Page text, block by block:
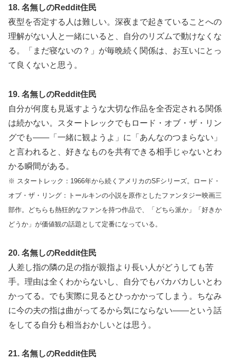
18. 名無しのReddit住民
夜型を否定する人は難しい。深夜まで起きていることへの
理解がない人と一緒にいると、自分のリズムで動けなくな
る。「まだ寝ないの？」が毎晩続く関係は、お互いにとっ
て良くないと思う。
19. 名無しのReddit住民
自分が何度も見返すような大切な作品を全否定される関係
は続かない。スタートレックでもロード・オブ・ザ・リン
グでも——「一緒に観ようよ」に「あんなのつまらない」
と言われると、好きなものを共有できる相手じゃないとわ
かる瞬間がある。
※ スタートレック：1966年から続くアメリカのSFシリーズ。ロード・
オブ・ザ・リング：トールキンの小説を原作としたファンタジー映画三
部作。どちらも熱狂的なファンを持つ作品で、「どちら派か」「好きか
どうか」が価値観の話題として定番になっている。
20. 名無しのReddit住民
人差し指の隣の足の指が親指より長い人がどうしても苦
手。理由は全くわからないし、自分でもバカバカしいとわ
かってる。でも実際に見るとひっかかってしまう。ちなみ
に今の夫の指は曲がってるから気にならない——という話
をしてる自分も相当おかしいとは思う。
21. 名無しのReddit住民